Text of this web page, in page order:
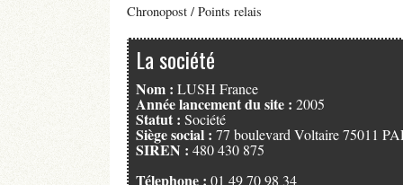
Chronopost / Points relais
La société
Nom :LUSH France
Année lancement du site :2005
Statut :Société
Siège social :77 boulevard Voltaire 75011
SIREN :480 430 875
Télephone :01 49 70 98 34